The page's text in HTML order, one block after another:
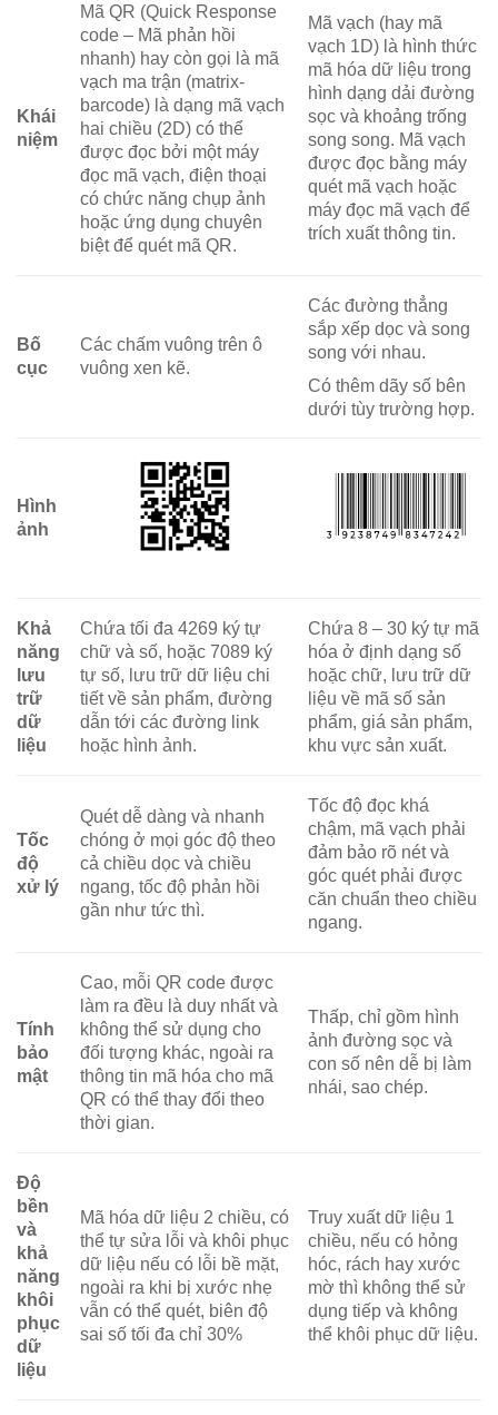
Khái
niệm
Mã QR (Quick Response
code – Mã phản hồi
nhanh) hay còn gọi là mã
vạch ma trận (matrix-
barcode) là dạng mã vạch
hai chiều (2D) có thể
được đọc bởi một máy
đọc mã vạch, điện thoại
có chức năng chụp ảnh
hoặc ứng dụng chuyên
biệt để quét mã QR.
Mã vạch (hay mã
vạch 1D) là hình thức
mã hóa dữ liệu trong
hình dạng dải đường
sọc và khoảng trống
song song. Mã vạch
được đọc bằng máy
quét mã vạch hoặc
máy đọc mã vạch để
trích xuất thông tin.
Bố
cục
Các chấm vuông trên ô
vuông xen kẽ.
Các đường thẳng
sắp xếp dọc và song
song với nhau.
Có thêm dãy số bên
dưới tùy trường hợp.
Hình
ảnh
Khả
năng
lưu
trữ
dữ
liệu
Chứa tối đa 4269 ký tự
chữ và số, hoặc 7089 ký
tự số, lưu trữ dữ liệu chi
tiết về sản phẩm, đường
dẫn tới các đường link
hoặc hình ảnh.
Chứa 8 – 30 ký tự mã
hóa ở định dạng số
hoặc chữ, lưu trữ dữ
liệu về mã số sản
phẩm, giá sản phẩm,
khu vực sản xuất.
Tốc
độ
xử lý
Quét dễ dàng và nhanh
chóng ở mọi góc độ theo
cả chiều dọc và chiều
ngang, tốc độ phản hồi
gần như tức thì.
Tốc độ đọc khá
chậm, mã vạch phải
đảm bảo rõ nét và
góc quét phải được
căn chuẩn theo chiều
ngang.
Tính
bảo
mật
Cao, mỗi QR code được
làm ra đều là duy nhất và
không thể sử dụng cho
đối tượng khác, ngoài ra
thông tin mã hóa cho mã
QR có thể thay đổi theo
thời gian.
Thấp, chỉ gồm hình
ảnh đường sọc và
con số nên dễ bị làm
nhái, sao chép.
Độ
bền
và
khả
năng
khôi
phục
dữ
liệu
Mã hóa dữ liệu 2 chiều, có
thể tự sửa lỗi và khôi phục
dữ liệu nếu có lỗi bề mặt,
ngoài ra khi bị xước nhẹ
vẫn có thể quét, biên độ
sai số tối đa chỉ 30%
Truy xuất dữ liệu 1
chiều, nếu có hỏng
hóc, rách hay xước
mờ thì không thể sử
dụng tiếp và không
thể khôi phục dữ liệu.